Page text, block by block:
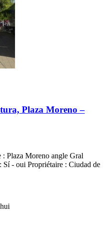
Plaza Moreno –
Plaza Moreno angle Gral
Sí - oui Propriétaire : Ciudad de